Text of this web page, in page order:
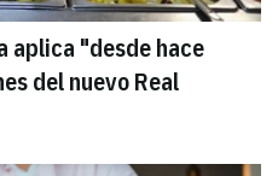
aplica "desde hace
del nuevo Real